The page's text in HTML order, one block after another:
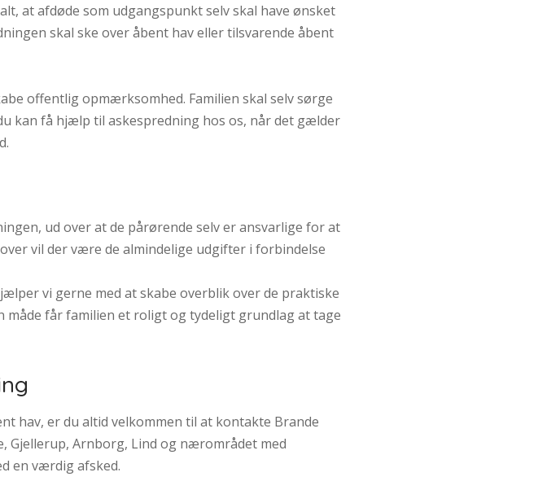
at afdøde som udgangspunkt selv skal have ønsket
skal ske over åbent hav eller tilsvarende åbent
offentlig opmærksomhed. Familien skal selv sørge
kan få hjælp til askespredning hos os, når det gælder
ud over at de pårørende selv er ansvarlige for at
vil der være de almindelige udgifter i forbindelse
vi gerne med at skabe overblik over de praktiske
får familien et roligt og tydeligt grundlag at tage
hav, er du altid velkommen til at kontakte Brande
Gjellerup, Arnborg, Lind og nærområdet med
en værdig afsked.